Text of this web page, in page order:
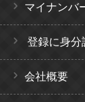
マイナンバ
登録に身分
会社概要